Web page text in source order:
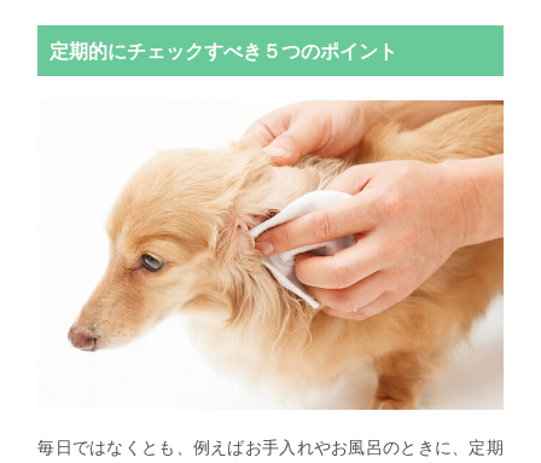
定期的にチェックすべき５つのポイント
毎日ではなくとも、例えばお手入れやお風呂のときに、定期